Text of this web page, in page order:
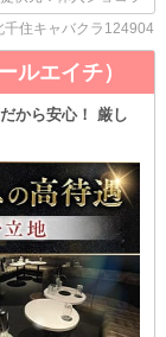
、もう安心です
す！
千住キャバクラ124904
ルエイチ）
から安心！ 厳し